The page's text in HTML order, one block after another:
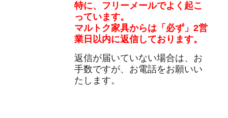
特に、フリーメールでよく起こ
っています。
マルトク家具からは「必ず」2営
業日以内に返信しております。
返信が届いていない場合は、お
手数ですが、お電話をお願いい
たします。